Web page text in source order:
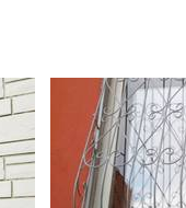
на
мешками),
дверью,
договору
работ и